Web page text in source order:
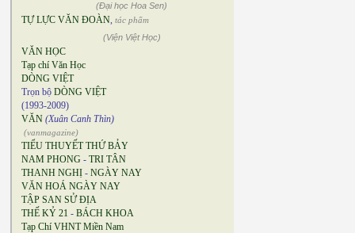
(Đại học Hoa Sen)
TỰ LỰC VĂN ĐOÀN, tác phẩm
(Viện Việt Học)
VĂN HỌC
Tạp chí Văn Học
DÒNG VIỆT
Trọn bộ DÒNG VIỆT
(1993-2009)
VĂN (Xuân Canh Thìn)
(vanmagazine)
TIỂU THUYẾT THỨ BẢY
NAM PHONG - TRI TÂN
THANH NGHỊ - NGÀY NAY
VĂN HOÁ NGÀY NAY
TẬP SAN SỬ ĐỊA
THẾ KỶ 21 - BÁCH KHOA
Tạp Chí VHNT Miền Nam